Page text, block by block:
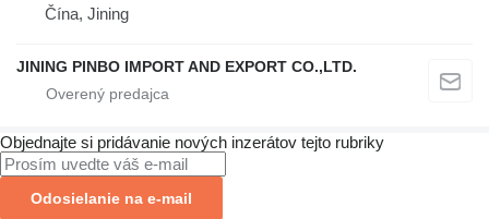
Čína, Jining
JINING PINBO IMPORT AND EXPORT CO.,LTD.
Objednajte si pridávanie nových inzerátov tejto rubriky
Odosielanie na e-mail